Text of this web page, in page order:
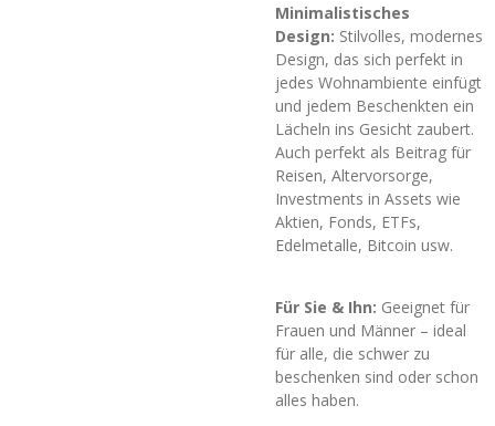
Minimalistisches
Design: Stilvolles, modernes
Design, das sich perfekt in
jedes Wohnambiente einfügt
und jedem Beschenkten ein
Lächeln ins Gesicht zaubert.
Auch perfekt als Beitrag für
Reisen, Altervorsorge,
Investments in Assets wie
Aktien, Fonds, ETFs,
Edelmetalle, Bitcoin usw.
Für Sie & Ihn: Geeignet für
Frauen und Männer – ideal
für alle, die schwer zu
beschenken sind oder schon
alles haben.